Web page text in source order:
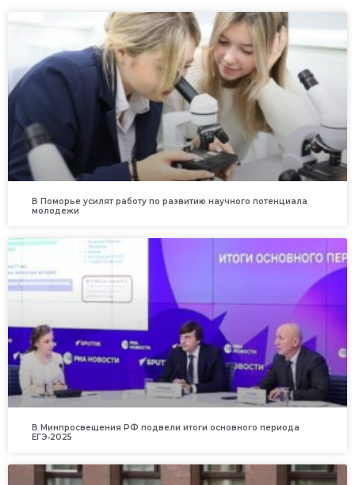
В Поморье усилят работу по развитию научного потенциала
молодежи
В Минпросвещения РФ подвели итоги основного периода
ЕГЭ‑2025